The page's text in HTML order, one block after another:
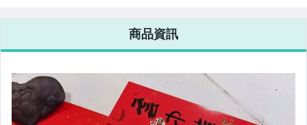
電腦、平板與周邊
相機、攝影與周邊
運動、戶外與休閒
電玩遊戲與主機
商品資訊